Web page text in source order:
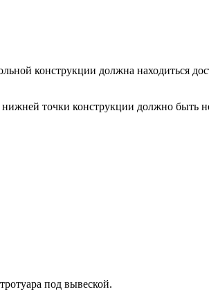
конструкции должна находиться
точки конструкции должно быть
под вывеской.